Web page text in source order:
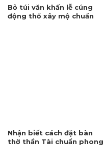
Bỏ túi văn khấn lễ cúng
động thổ xây mộ chuẩn
Nhận biết cách đặt bàn
thờ thần Tài chuẩn phong